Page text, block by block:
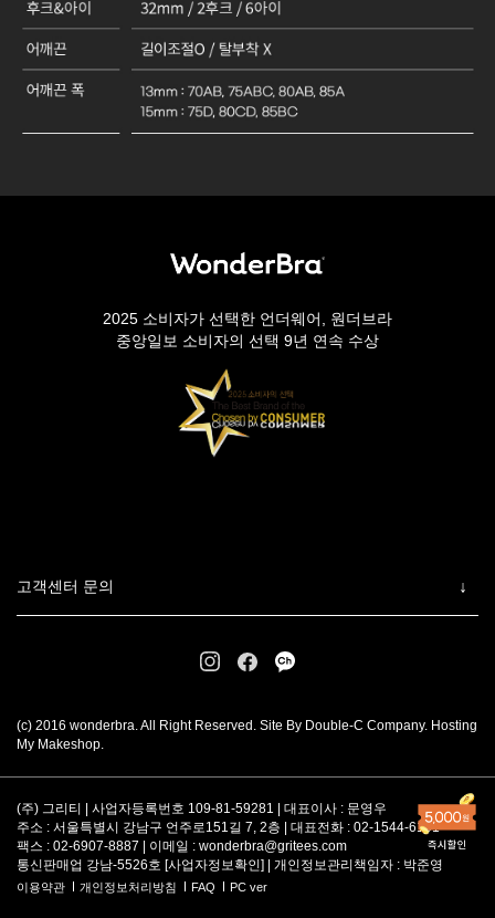
2025 소비자가 선택한 언더웨어, 원더브라
중앙일보 소비자의 선택 9년 연속 수상
고객센터 문의
(c) 2016 wonderbra. All Right Reserved. Site By Double-C Company. Hosting
My Makeshop.
(주) 그리티 | 사업자등록번호 109-81-59281 | 대표이사 : 문영우
주소 : 서울특별시 강남구 언주로151길 7, 2층 | 대표전화 : 02-1544-6101
팩스 : 02-6907-8887 | 이메일 : wonderbra@gritees.com
통신판매업 강남-5526호 [사업자정보확인] | 개인정보관리책임자 : 박준영
이용약관 개인정보처리방침 FAQ PC ver